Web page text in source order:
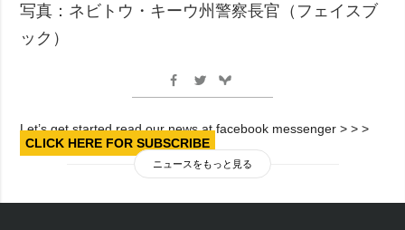
写真：ネビトウ・キーウ州警察長官（フェイスブ
ック）
Let’s get started read our news at facebook messenger > > >
CLICK HERE FOR SUBSCRIBE
ニュースをもっと見る